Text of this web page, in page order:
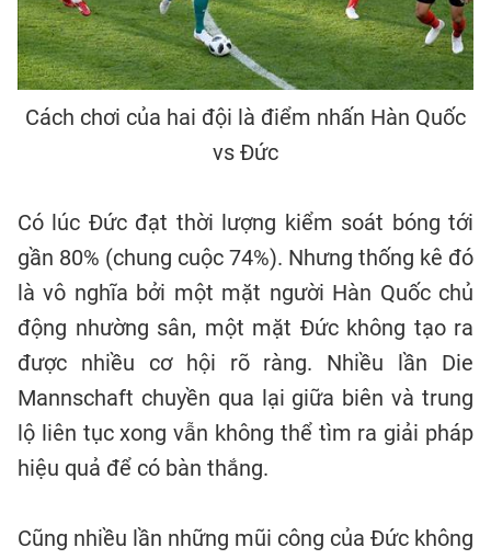
Cách chơi của hai đội là điểm nhấn Hàn Quốc
vs Đức
Có lúc Đức đạt thời lượng kiểm soát bóng tới
gần 80% (chung cuộc 74%). Nhưng thống kê đó
là vô nghĩa bởi một mặt người Hàn Quốc chủ
động nhường sân, một mặt Đức không tạo ra
được nhiều cơ hội rõ ràng. Nhiều lần Die
Mannschaft chuyền qua lại giữa biên và trung
lộ liên tục xong vẫn không thể tìm ra giải pháp
hiệu quả để có bàn thắng.
Cũng nhiều lần những mũi công của Đức không